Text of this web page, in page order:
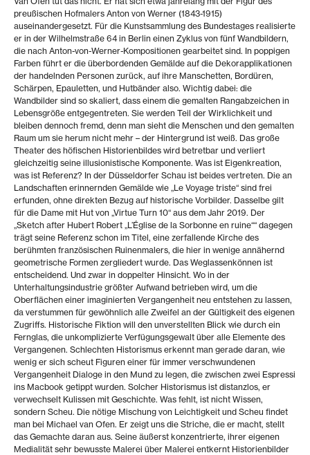
preußischen Hofmalers Anton von Werner (1843-1915)
auseinandergesetzt. Für die Kunstsammlung des Bundestages realisierte
er in der Wilhelmstraße 64 in Berlin einen Zyklus von fünf Wandbildern,
die nach Anton-von-Werner-Kompositionen gearbeitet sind. In poppigen
Farben führt er die überbordenden Gemälde auf die Dekorapplikationen
der handelnden Personen zurück, auf ihre Manschetten, Bordüren,
Schärpen, Epauletten, und Hutbänder also. Wichtig dabei: die
Wandbilder sind so skaliert, dass einem die gemalten Rangabzeichen in
Lebensgröße entgegentreten. Sie werden Teil der Wirklichkeit und
bleiben dennoch fremd, denn man sieht die Menschen und den gemalten
Raum um sie herum nicht mehr – der Hintergrund ist weiß. Das große
Theater des höfischen Historienbildes wird betretbar und verliert
gleichzeitig seine illusionistische Komponente. Was ist Eigenkreation,
was ist Referenz? In der Düsseldorfer Schau ist beides vertreten. Die an
Landschaften erinnernden Gemälde wie „Le Voyage triste“ sind frei
erfunden, ohne direkten Bezug auf historische Vorbilder. Dasselbe gilt
für die Dame mit Hut von „Virtue Turn 10“ aus dem Jahr 2019. Der
„Sketch after Hubert Robert „L’Église de la Sorbonne en ruine““ dagegen
trägt seine Referenz schon im Titel, eine zerfallende Kirche des
berühmten französischen Ruinenmalers, die hier in wenige annähernd
geometrische Formen zergliedert wurde. Das Weglassenkönnen ist
entscheidend. Und zwar in doppelter Hinsicht. Wo in der
Unterhaltungsindustrie größter Aufwand betrieben wird, um die
Oberflächen einer imaginierten Vergangenheit neu entstehen zu lassen,
da verstummen für gewöhnlich alle Zweifel an der Gültigkeit des eigenen
Zugriffs. Historische Fiktion will den unverstellten Blick wie durch ein
Fernglas, die unkomplizierte Verfügungsgewalt über alle Elemente des
Vergangenen. Schlechten Historismus erkennt man gerade daran, wie
wenig er sich scheut Figuren einer für immer verschwundenen
Vergangenheit Dialoge in den Mund zu legen, die zwischen zwei Espressi
ins Macbook getippt wurden. Solcher Historismus ist distanzlos, er
verwechselt Kulissen mit Geschichte. Was fehlt, ist nicht Wissen,
sondern Scheu. Die nötige Mischung von Leichtigkeit und Scheu findet
man bei Michael van Ofen. Er zeigt uns die Striche, die er macht, stellt
das Gemachte daran aus. Seine äußerst konzentrierte, ihrer eigenen
Medialität sehr bewusste Malerei über Malerei entkernt Historienbilder